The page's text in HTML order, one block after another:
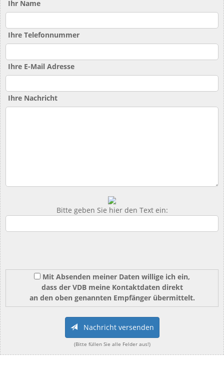
Ihr Name
Ihre Telefonnummer
Ihre E-Mail Adresse
Ihre Nachricht
Bitte geben Sie hier den Text ein:
Mit Absenden meiner Daten willige ich ein,
dass der VDB meine Kontaktdaten direkt
an den oben genannten Empfänger übermittelt.
Nachricht versenden
(Bitte füllen Sie alle Felder aus!)